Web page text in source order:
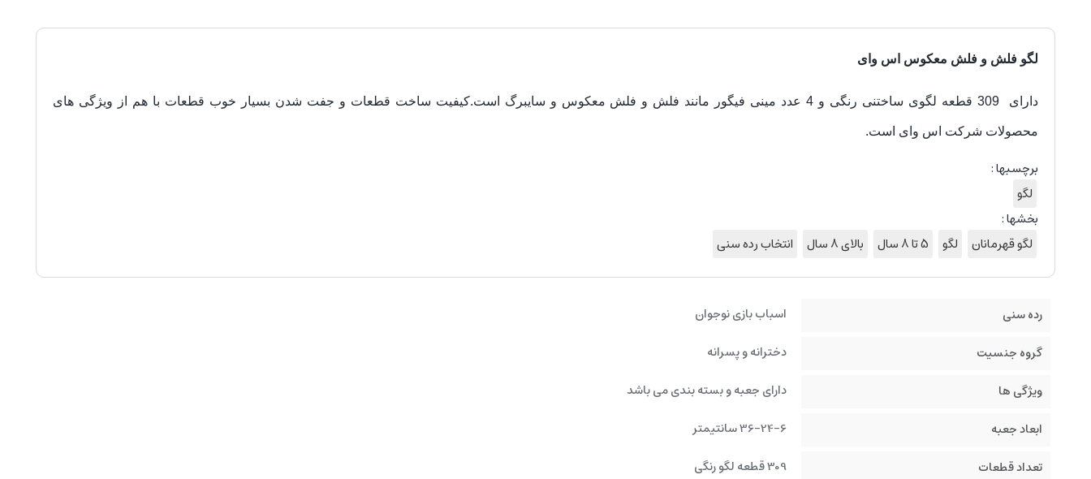
لگو فلش و فلش معکوس اس وای
دارای قطعه لگوی ساختنی رنگی و 4 عدد مینی فیگور مانند فلش و فلش معکوس و سایبرگ است.کیفیت ساخت قطعات و جفت شدن بسیار خوب قطعات با هم از ویژگی های
محصولات شرکت اس وای است.
برچسبها :
لگو
بخشها :
لگو قهرمانان
لگو 5 تا 8 سال بالای 8 سال انتخاب رده سنی
رده سنی
اسباب بازی نوجوان
گروه جنسیت
دخترانه و پسرانه
ویژگی ها
دارای جعبه و بسته بندی می باشد
ابعاد جعبه
36-24-6 سانتیمتر
تعداد قطعات
309 قطعه لگو رنگی